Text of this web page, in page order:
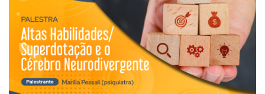
Empresas Juniores
Extensão à Comunidade
Projetos, Programas e Cursos
Artes, Cultura e Esportes
Museus e Espaços Interativos
Serviços